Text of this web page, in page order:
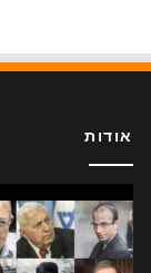
אודות